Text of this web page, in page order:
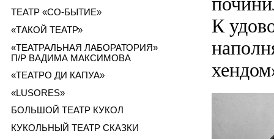
К
ТЕАТР «СО-БЫТИЕ»
«ТАКОЙ ТЕАТР»
«ТЕАТРАЛЬНАЯ ЛАБОРАТОРИЯ»
П/Р ВАДИМА МАКСИМОВА
«ТЕАТРО ДИ КАПУА»
«LUSORES»
БОЛЬШОЙ ТЕАТР КУКОЛ
КУКОЛЬНЫЙ ТЕАТР СКАЗКИ